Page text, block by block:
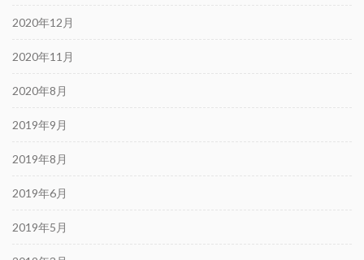
2020年12月
2020年11月
2020年8月
2019年9月
2019年8月
2019年6月
2019年5月